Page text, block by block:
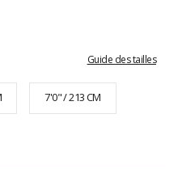
Guide des tailles
7'0" / 213 CM